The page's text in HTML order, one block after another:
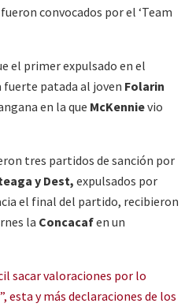
convocados por el ‘Team
el primer expulsado en el
fuerte patada al joven Folarin
en la que McKennievio
tres partidos de sanción por
y Dest,expulsados por
el final del partido, recibieron
la Concacafen un
sacar valoraciones por lo
esta y más declaraciones de los